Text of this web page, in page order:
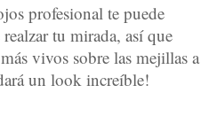
profesional te puede
tu mirada, así que
vivos sobre las mejillas a
un look increíble!